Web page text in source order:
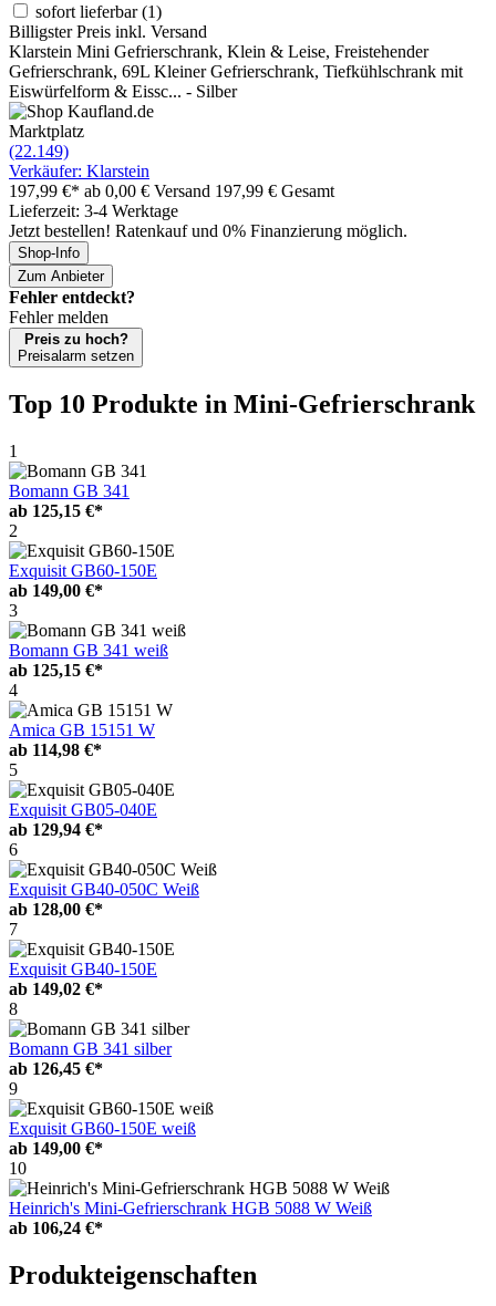
sofort lieferbar(1)
Billigster Preis inkl. Versand
Klarstein Mini Gefrierschrank, Klein & Leise, Freistehender
Gefrierschrank, 69L Kleiner Gefrierschrank, Tiefkühlschrank mit
Eiswürfelform & Eissc... - Silber
Marktplatz
(22.149)
Verkäufer: Klarstein
197,99 €* ab 0,00 € Versand 197,99 € Gesamt
Lieferzeit: 3-4 Werktage
Jetzt bestellen! Ratenkauf und 0% Finanzierung möglich.
Shop-Info
Zum Anbieter
Fehler entdeckt?
Fehler melden
Preis zu hoch?
Preisalarm setzen
Top 10 Produkte in Mini-Gefrierschrank
1
Bomann GB 341
ab 125,15 €*
2
Exquisit GB60-150E
ab 149,00 €*
3
Bomann GB 341 weiß
ab 125,15 €*
4
Amica GB 15151 W
ab 114,98 €*
5
Exquisit GB05-040E
ab 129,94 €*
6
Exquisit GB40-050C Weiß
ab 128,00 €*
7
Exquisit GB40-150E
ab 149,02 €*
8
Bomann GB 341 silber
ab 126,45 €*
9
Exquisit GB60-150E weiß
ab 149,00 €*
10
Heinrich's Mini-Gefrierschrank HGB 5088 W Weiß
ab 106,24 €*
Produkteigenschaften